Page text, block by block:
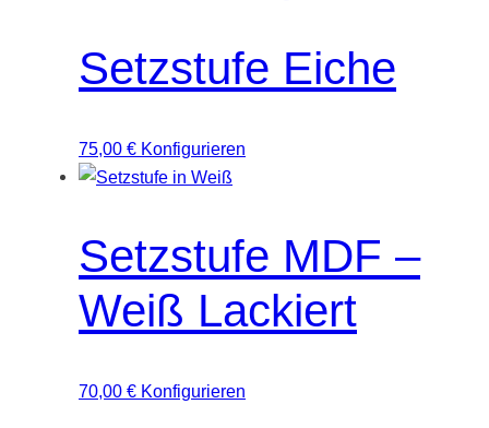
Setzstufe Eiche
75,00 € Konfigurieren
Setzstufe MDF –
Weiß Lackiert
70,00 € Konfigurieren